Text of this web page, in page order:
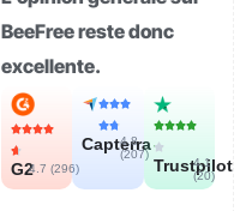
BeeFree reste donc
excellente.
G24.7 (296)
Capterra
4.8
(207)
Trustpilot
4.1
(20)